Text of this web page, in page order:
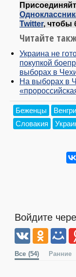
Twitter, чтобы
Читайте
Украина не
покупкой
выборах в
На выборах в
Беженцы
Словакия
Войдите
Все (54) Ранние